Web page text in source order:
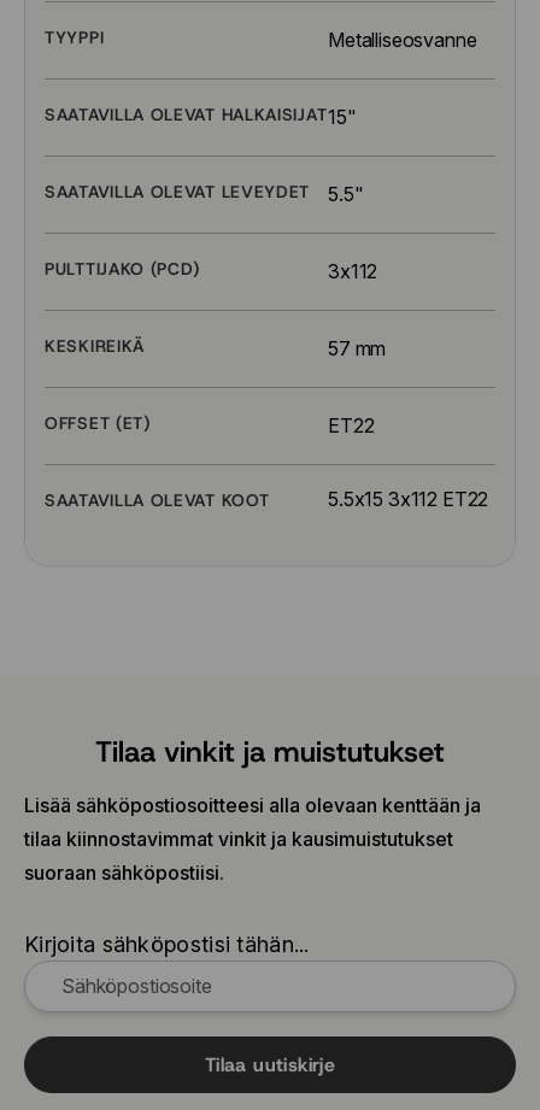
TYYPPI Metalliseosvanne
SAATAVILLA OLEVAT HALKAISIJAT15"
SAATAVILLA OLEVAT LEVEYDET 5.5"
PULTTIJAKO (PCD) 3x112
KESKIREIKÄ 57 mm
OFFSET (ET) ET22
SAATAVILLA OLEVAT KOOT 5.5x15 3x112 ET22
Tilaa vinkit ja muistutukset
Lisää sähköpostiosoitteesi alla olevaan kenttään ja
tilaa kiinnostavimmat vinkit ja kausimuistutukset
suoraan sähköpostiisi.
Kirjoita sähköpostisi tähän...
Tilaa uutiskirje